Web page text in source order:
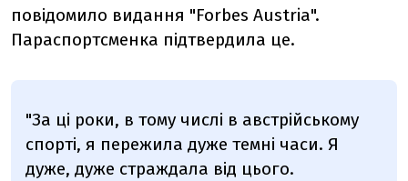
повідомило видання "Forbes Austria".
Параспортсменка підтвердила це.
"За ці роки, в тому числі в австрійському
спорті, я пережила дуже темні часи. Я
дуже, дуже страждала від цього.